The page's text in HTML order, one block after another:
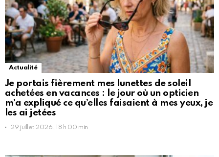
Actualité
Je portais fièrement mes lunettes de soleil
achetées en vacances : le jour où un opticien
m’a expliqué ce qu’elles faisaient à mes yeux, je
les ai jetées
29 juillet 2026, 18 h 00 min